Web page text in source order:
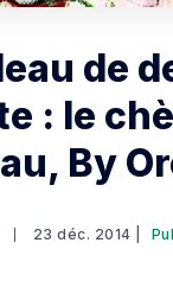
de
: le
By
23 déc. 2014 |